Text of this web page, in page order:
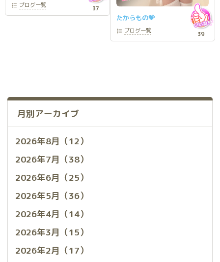
ブログ一覧 37
たからもの💝
ブログ一覧 39
月別アーカイブ
2026年8月（12）
2026年7月（38）
2026年6月（25）
2026年5月（36）
2026年4月（14）
2026年3月（15）
2026年2月（17）